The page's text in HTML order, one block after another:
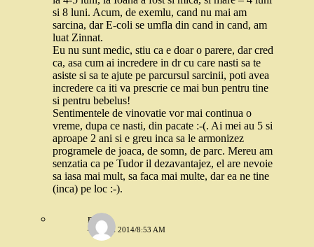
si 8 luni. Acum, de exemlu, cand nu mai am
sarcina, dar E-coli se umfla din cand in cand, am
luat Zinnat.
Eu nu sunt medic, stiu ca e doar o parere, dar cred
ca, asa cum ai incredere in dr cu care nasti sa te
asiste si sa te ajute pe parcursul sarcinii, poti avea
incredere ca iti va prescrie ce mai bun pentru tine
si pentru bebelus!
Sentimentele de vinovatie vor mai continua o
vreme, dupa ce nasti, din pacate :-(. Ai mei au 5 si
aproape 2 ani si e greu inca sa le armonizez
programele de joaca, de somn, de parc. Mereu am
senzatia ca pe Tudor il dezavantajez, el are nevoie
sa iasa mai mult, sa faca mai multe, dar ea ne tine
(inca) pe loc :-).
nico
4 IUNIE 2014/8:53 AM